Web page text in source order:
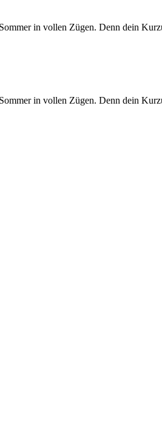
in vollen Zügen. Denn dein
in vollen Zügen. Denn dein